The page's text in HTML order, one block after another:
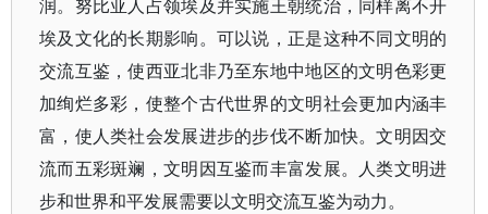
润。努比亚人占领埃及并实施王朝统治，同样离不开
埃及文化的长期影响。可以说，正是这种不同文明的
交流互鉴，使西亚北非乃至东地中地区的文明色彩更
加绚烂多彩，使整个古代世界的文明社会更加内涵丰
富，使人类社会发展进步的步伐不断加快。文明因交
流而五彩斑斓，文明因互鉴而丰富发展。人类文明进
步和世界和平发展需要以文明交流互鉴为动力。